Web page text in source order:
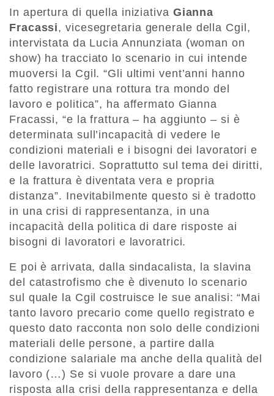
In apertura di quella iniziativa Gianna
Fracassi, vicesegretaria generale della Cgil,
intervistata da Lucia Annunziata (woman on
show) ha tracciato lo scenario in cui intende
muoversi la Cgil. “Gli ultimi vent’anni hanno
fatto registrare una rottura tra mondo del
lavoro e politica”, ha affermato Gianna
Fracassi, “e la frattura – ha aggiunto – si è
determinata sull’incapacità di vedere le
condizioni materiali e i bisogni dei lavoratori e
delle lavoratrici. Soprattutto sul tema dei diritti,
e la frattura è diventata vera e propria
distanza”. Inevitabilmente questo si è tradotto
in una crisi di rappresentanza, in una
incapacità della politica di dare risposte ai
bisogni di lavoratori e lavoratrici.
E poi è arrivata, dalla sindacalista, la slavina
del catastrofismo che è divenuto lo scenario
sul quale la Cgil costruisce le sue analisi: “Mai
tanto lavoro precario come quello registrato e
questo dato racconta non solo delle condizioni
materiali delle persone, a partire dalla
condizione salariale ma anche della qualità del
lavoro (…) Se si vuole provare a dare una
risposta alla crisi della rappresentanza e della